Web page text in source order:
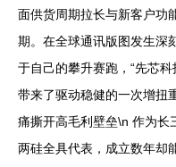
面供货周期拉长与新客户功
期。在全球通讯版图发生深
于自己的攀升赛跑，“先芯
带来了驱动稳健的一次增扭
痛撕开高毛利壁垒\n 作为长
两硅全具代表，成立数年却